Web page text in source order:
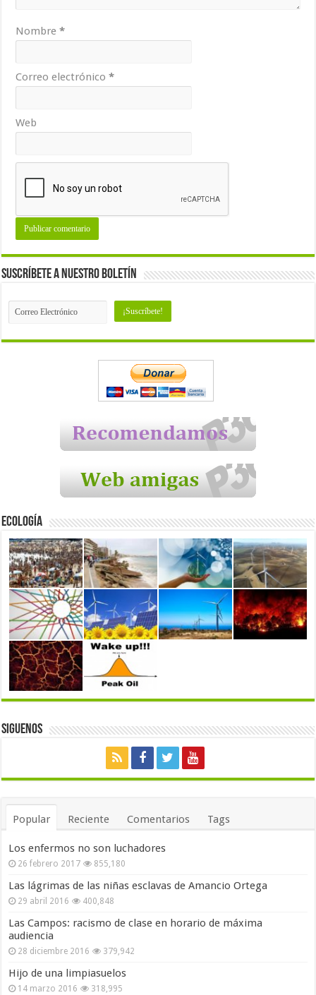
Nombre*
Correo electrónico*
Web
Suscríbete a nuestro Boletín
Ecología
Siguenos
Popular Reciente Comentarios Tags
Los enfermos no son luchadores
26 febrero 2017 855,180
Las lágrimas de las niñas esclavas de Amancio Ortega
29 abril 2016 400,848
Las Campos: racismo de clase en horario de máxima
audiencia
28 diciembre 2016 379,942
Hijo de una limpiasuelos
14 marzo 2016 318,995